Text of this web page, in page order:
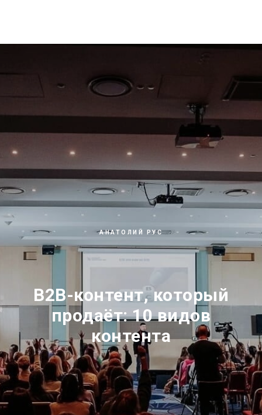
АНАТОЛИЙ РУС
B2B-контент, который
продаёт: 10 видов
контента